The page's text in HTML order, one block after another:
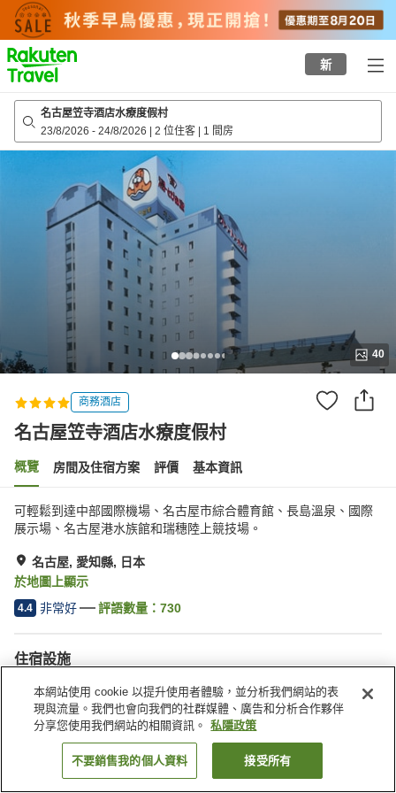
to
top
page
新
名古屋笠寺酒店水療度假村
23/8/2026 - 24/8/2026 | 2 位住客 | 1 間房
40
商務酒店
名古屋笠寺酒店水療度假村
概覽 房間及住宿方案 評價 基本資訊
可輕鬆到達中部國際機場、名古屋市綜合體育館、長島溫泉、國際
展示場、名古屋港水族館和瑞穗陸上競技場。
名古屋, 愛知縣, 日本
於地圖上顯示
4.4 非常好 評語數量： 730
住宿設施
停車場
按摩浴缸
桑拿
健身室/健身中心
找客房
本網站使用 cookie 以提升使用者體驗，並分析我們網站的表
現與流量。我們也會向我們的社群媒體、廣告和分析合作夥伴
分享您使用我們網站的相關資訊。
私隱政策
不要銷售我的個人資料 接受所有